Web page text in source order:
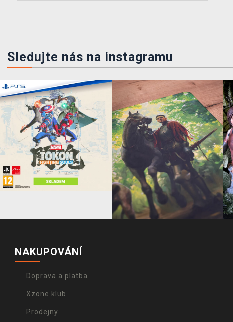
Sledujte nás na instagramu
NAKUPOVÁNÍ
Doprava a platba
Xzone klub
Prodejny